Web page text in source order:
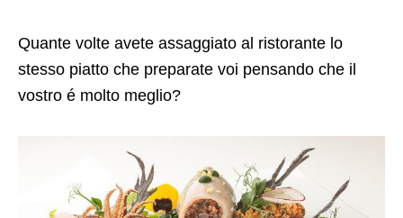
Quante volte avete assaggiato al ristorante lo
stesso piatto che preparate voi pensando che il
vostro é molto meglio?